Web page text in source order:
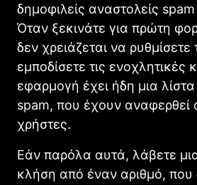
δημοφιλείς αναστολείς
Όταν ξεκινάτε για πρώτη
δεν χρειάζεται να ρυθμίσετε
εμποδίσετε τις ενοχλητικές
εφαρμογή έχει ήδη μια
spam, που έχουν αναφερθεί
χρήστες.
Εάν παρόλα αυτά, λάβετε
κλήση από έναν αριθμό, που